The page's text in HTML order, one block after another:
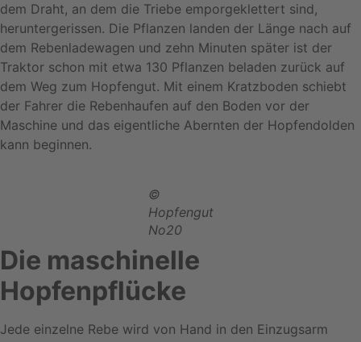
dem Draht, an dem die Triebe emporgeklettert sind,
heruntergerissen. Die Pflanzen landen der Länge nach auf
dem Rebenladewagen und zehn Minuten später ist der
Traktor schon mit etwa 130 Pflanzen beladen zurück auf
dem Weg zum Hopfengut. Mit einem Kratzboden schiebt
der Fahrer die Rebenhaufen auf den Boden vor der
Maschine und das eigentliche Abernten der Hopfendolden
kann beginnen.
©
Hopfengut
No20
Die maschinelle
Hopfenpflücke
Jede einzelne Rebe wird von Hand in den Einzugsarm